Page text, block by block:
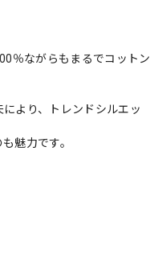
％ながらもまるでコットン
より、トレンドシルエッ
魅力です。